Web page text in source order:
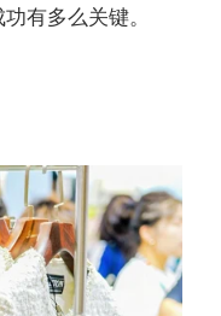
有多么关键。